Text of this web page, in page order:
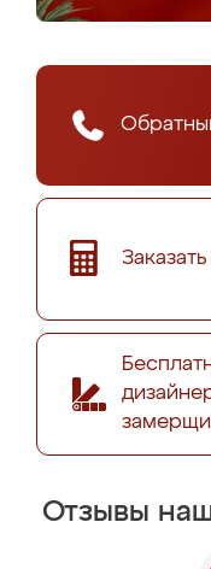
Отзывы